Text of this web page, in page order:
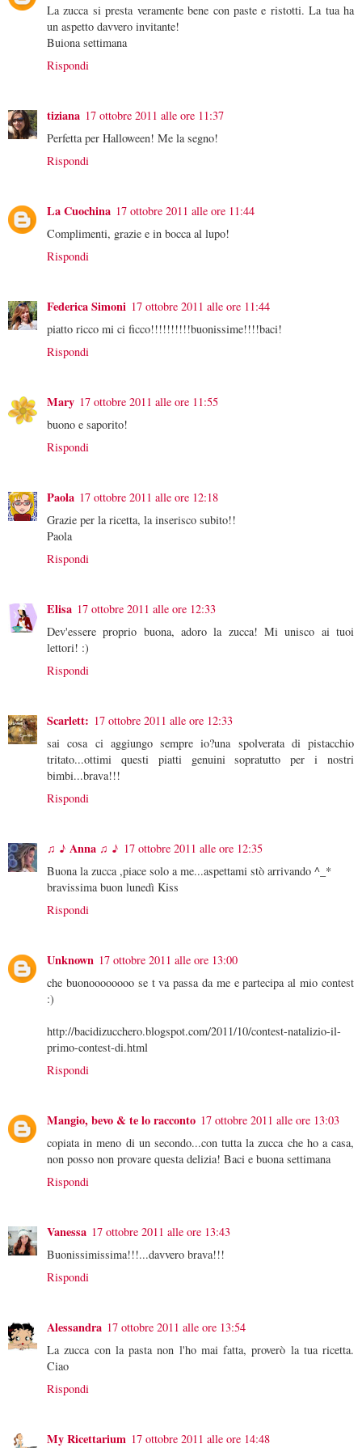
La zucca si presta veramente bene con paste e ristotti. La tua ha
un aspetto davvero invitante!
Buiona settimana
Rispondi
tiziana 17 ottobre 2011 alle ore 11:37
Perfetta per Halloween! Me la segno!
Rispondi
La Cuochina 17 ottobre 2011 alle ore 11:44
Complimenti, grazie e in bocca al lupo!
Rispondi
Federica Simoni 17 ottobre 2011 alle ore 11:44
piatto ricco mi ci ficco!!!!!!!!!!buonissime!!!!baci!
Rispondi
Mary 17 ottobre 2011 alle ore 11:55
buono e saporito!
Rispondi
Paola 17 ottobre 2011 alle ore 12:18
Grazie per la ricetta, la inserisco subito!!
Paola
Rispondi
Elisa 17 ottobre 2011 alle ore 12:33
Dev'essere proprio buona, adoro la zucca! Mi unisco ai tuoi
lettori! :)
Rispondi
Scarlett: 17 ottobre 2011 alle ore 12:33
sai cosa ci aggiungo sempre io?una spolverata di pistacchio
tritato...ottimi questi piatti genuini sopratutto per i nostri
bimbi...brava!!!
Rispondi
♫ ♪ Anna ♫ ♪ 17 ottobre 2011 alle ore 12:35
Buona la zucca ,piace solo a me...aspettami stò arrivando ^_*
bravissima buon lunedì Kiss
Rispondi
Unknown 17 ottobre 2011 alle ore 13:00
che buonoooooooo se t va passa da me e partecipa al mio contest
:)
http://bacidizucchero.blogspot.com/2011/10/contest-natalizio-il-
primo-contest-di.html
Rispondi
Mangio, bevo & te lo racconto 17 ottobre 2011 alle ore 13:03
copiata in meno di un secondo...con tutta la zucca che ho a casa,
non posso non provare questa delizia! Baci e buona settimana
Rispondi
Vanessa 17 ottobre 2011 alle ore 13:43
Buonissimissima!!!...davvero brava!!!
Rispondi
Alessandra 17 ottobre 2011 alle ore 13:54
La zucca con la pasta non l'ho mai fatta, proverò la tua ricetta.
Ciao
Rispondi
My Ricettarium 17 ottobre 2011 alle ore 14:48